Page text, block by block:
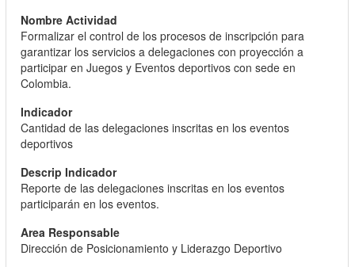
Formalizar el control de los procesos de inscripción para
garantizar los servicios a delegaciones con proyección a
participar en Juegos y Eventos deportivos con sede en
Colombia.
Cantidad de las delegaciones inscritas en los eventos
deportivos
Reporte de las delegaciones inscritas en los eventos
participarán en los eventos.
Dirección de Posicionamiento y Liderazgo Deportivo